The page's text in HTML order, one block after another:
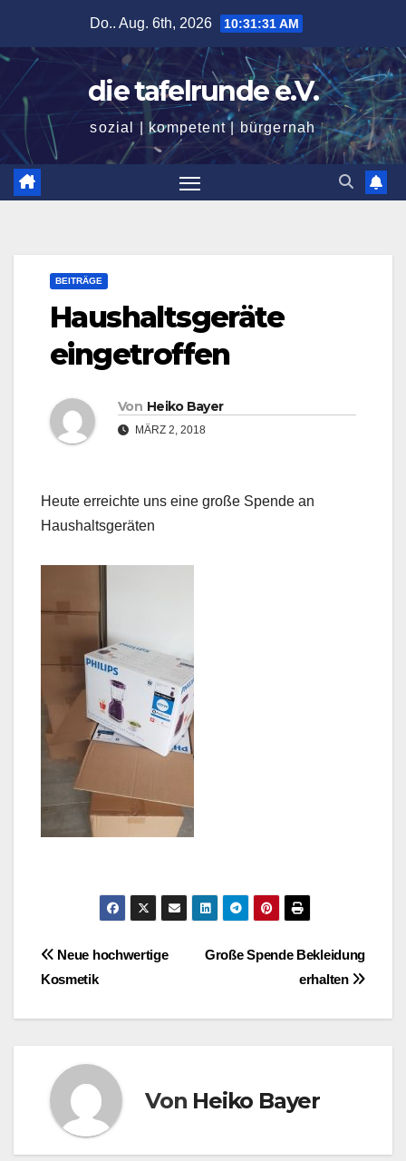
springen
Do.. Aug. 6th, 2026 10:31:32 AM
die tafelrunde e.V.
sozial | kompetent | bürgernah
BEITRÄGE
Haushaltsgeräte
eingetroffen
Von Heiko Bayer
MÄRZ 2, 2018
Heute erreichte uns eine große Spende an
Haushaltsgeräten
Beitragsnavigation
Große Spende Bekleidung
erhalten
Neue hochwertige
Kosmetik
Von Heiko Bayer